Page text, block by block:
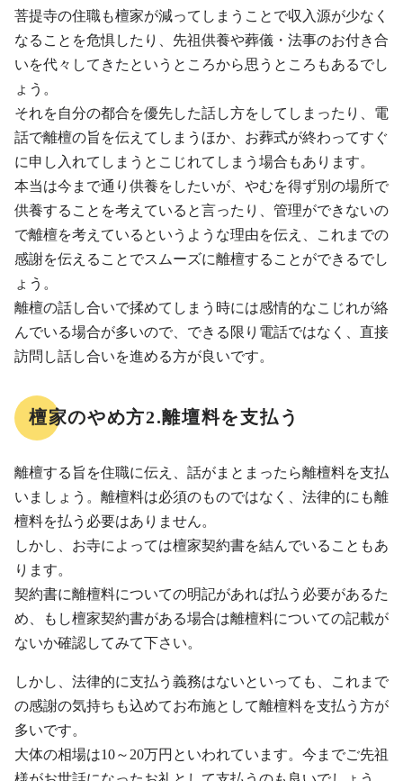
菩提寺の住職も檀家が減ってしまうことで収入源が少なく
なることを危惧したり、先祖供養や葬儀・法事のお付き合
いを代々してきたというところから思うところもあるでし
ょう。
それを自分の都合を優先した話し方をしてしまったり、電
話で離檀の旨を伝えてしまうほか、お葬式が終わってすぐ
に申し入れてしまうとこじれてしまう場合もあります。
本当は今まで通り供養をしたいが、やむを得ず別の場所で
供養することを考えていると言ったり、管理ができないの
で離檀を考えているというような理由を伝え、これまでの
感謝を伝えることでスムーズに離檀することができるでし
ょう。
離檀の話し合いで揉めてしまう時には感情的なこじれが絡
んでいる場合が多いので、できる限り電話ではなく、直接
訪問し話し合いを進める方が良いです。
檀家のやめ方2.離壇料を支払う
離檀する旨を住職に伝え、話がまとまったら離檀料を支払
いましょう。離檀料は必須のものではなく、法律的にも離
檀料を払う必要はありません。
しかし、お寺によっては檀家契約書を結んでいることもあ
ります。
契約書に離檀料についての明記があれば払う必要があるた
め、もし檀家契約書がある場合は離檀料についての記載が
ないか確認してみて下さい。
しかし、法律的に支払う義務はないといっても、これまで
の感謝の気持ちも込めてお布施として離檀料を支払う方が
多いです。
大体の相場は10～20万円といわれています。今までご先祖